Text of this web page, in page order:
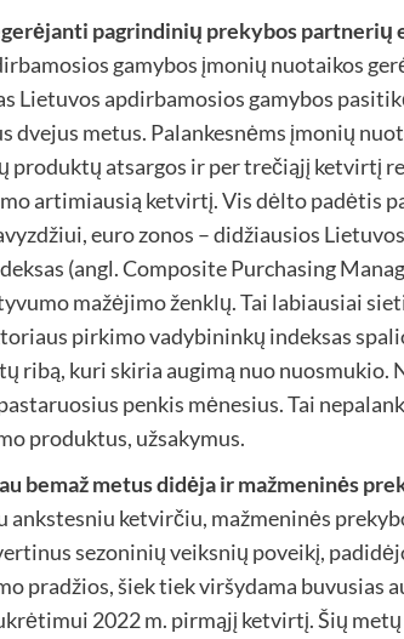
pagrindinių prekybos partnerių
gamybos įmonių nuotaikos
Lietuvos apdirbamosios gamybos
dvejus metus. Palankesnėms įmonių
produktų atsargos ir per trečiąjį ketvirtį
artimiausią ketvirtį. Vis dėlto padėtis
euro zonos – didžiausios
(angl. Composite Purchasing
mažėjimo ženklų. Tai labiausiai
pirkimo vadybininkų indeksas
ribą, kuri skiria augimą nuo nuosmukio.
penkis mėnesius. Tai
produktus, užsakymus.
bemaž metus didėja ir mažmeninės
ketvirčiu, mažmeninės
sezoninių veiksnių poveikį,
pradžios, šiek tiek viršydama buvusias
2022 m. pirmąjį ketvirtį. Šių